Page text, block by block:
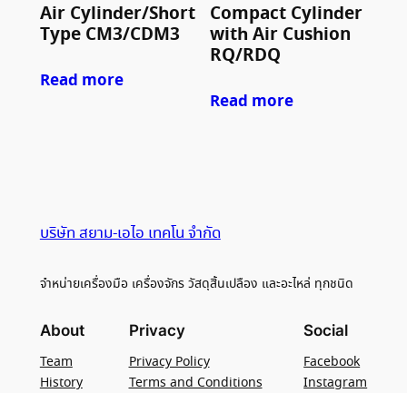
Air Cylinder/Short
Type CM3/CDM3
Read more
Compact Cylinder
with Air Cushion
RQ/RDQ
Read more
บริษัท สยาม-เอไอ เทคโน จำกัด
จำหน่ายเครื่องมือ เครื่องจักร วัสดุสิ้นเปลือง และอะไหล่ ทุกชนิด
About
Team
History
Privacy
Privacy Policy
Terms and Conditions
Social
Facebook
Instagram